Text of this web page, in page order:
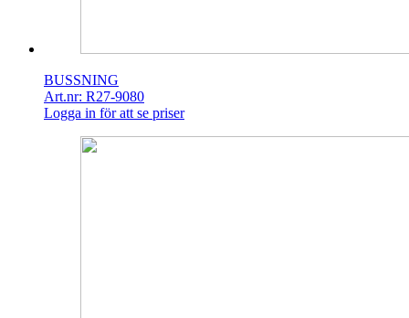
BUSSNING
Art.nr: R27-9080
Logga in för att se priser